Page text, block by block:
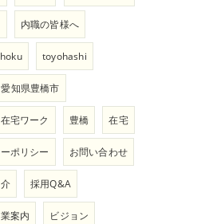
内職の皆様へ
toyohashi
愛知県豊橋市
在宅ワーク 豊橋 在宅
ポリシー お問い合わせ
採用Q&A
案内 ビジョン